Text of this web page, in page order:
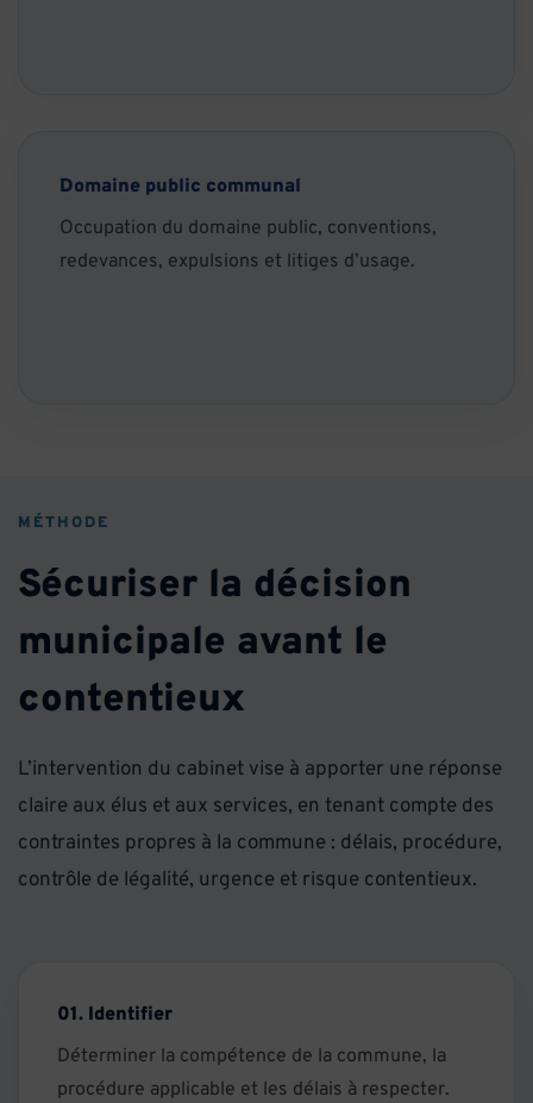
Domaine public communal
Occupation du domaine public, conventions,
redevances, expulsions et litiges d’usage.
MÉTHODE
Sécuriser la décision
municipale avant le
contentieux
L’intervention du cabinet vise à apporter une réponse
claire aux élus et aux services, en tenant compte des
contraintes propres à la commune : délais, procédure,
contrôle de légalité, urgence et risque contentieux.
01. Identifier
Déterminer la compétence de la commune, la
procédure applicable et les délais à respecter.